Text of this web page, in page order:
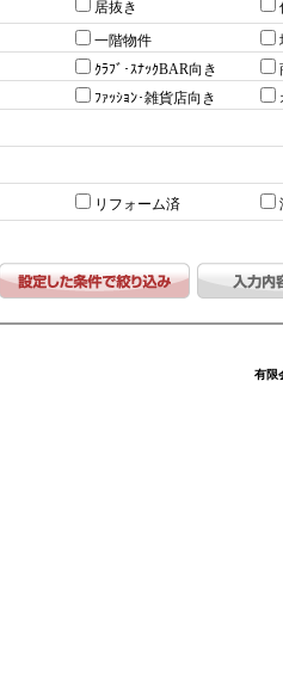
居抜き
一階物件
ｸﾗﾌﾞ･ｽﾅｯｸBAR向き
ﾌｧｯｼｮﾝ･雑貨店向き
リフォーム済
有限